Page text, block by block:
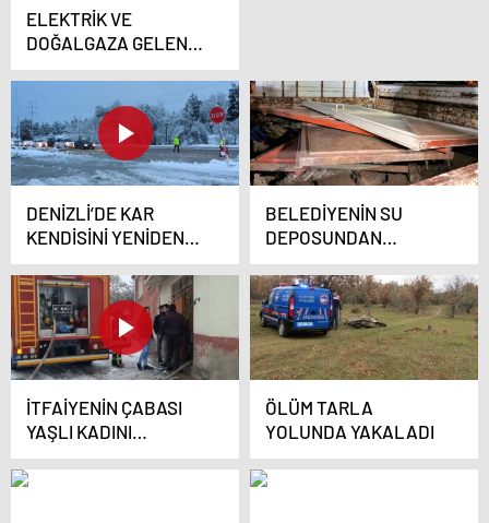
ELEKTRİK VE
DOĞALGAZA GELEN
ZAMLARI
VATANDAŞA SORDU
(PART2)
DENİZLİ’DE KAR
KENDİSİNİ YENİDEN
GÖSTERDİ
BELEDİYENİN SU
DEPOSUNDAN
HIRSIZLIK YAPAN 2
ŞÜPHELİ
TUTUKLANDI
İTFAİYENİN ÇABASI
YAŞLI KADINI
KURTARMAYA
YETMEDİ
ÖLÜM TARLA
YOLUNDA YAKALADI